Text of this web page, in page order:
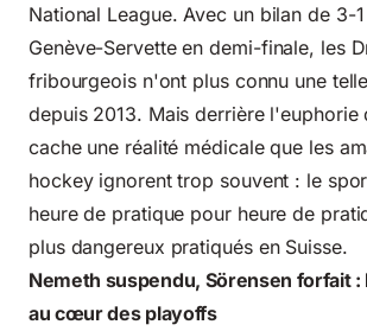
National League. Avec un bilan de 3-
Genève-Servette en demi-finale, les
fribourgeois n'ont plus connu une
depuis 2013. Mais derrière l'euphorie
cache une réalité médicale que les
hockey ignorent trop souvent : le
heure de pratique pour heure de
plus dangereux pratiqués en Suisse.
Nemeth suspendu, Sörensen forfait
au cœur des playoffs